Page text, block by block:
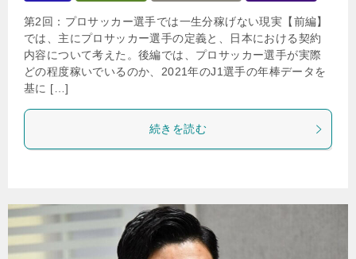
第2回：プロサッカー選手では一生分稼げない現実【前編】
では、主にプロサッカー選手の定義と、日本における契約
内容について考えた。後編では、プロサッカー選手が実際
どの程度稼いでいるのか、2021年のJ1選手の年棒データを
基に […]
続きを読む